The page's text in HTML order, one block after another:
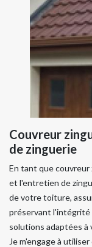
Couvreur
de zinguerie
En tant que couvreur
et l'entretien de
de votre toiture,
préservant l'intégrité
solutions adaptées
Je m'engage à